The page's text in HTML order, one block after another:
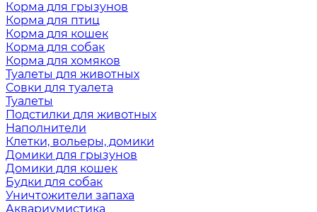
Корма для грызунов
Корма для птиц
Корма для кошек
Корма для собак
Корма для хомяков
Туалеты для животных
Совки для туалета
Туалеты
Подстилки для животных
Наполнители
Клетки, вольеры, домики
Домики для грызунов
Домики для кошек
Будки для собак
Уничтожители запаха
Аквариумистика